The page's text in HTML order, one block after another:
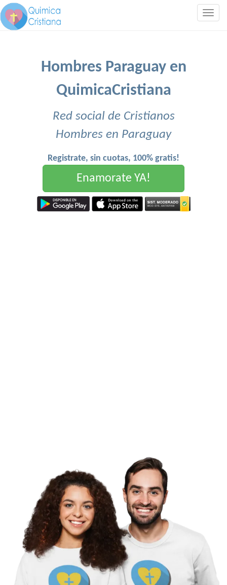
Hombres Paraguay en
QuimicaCristiana
Red social de Cristianos
Hombres en Paraguay
Registrate, sin cuotas, 100% gratis!
Enamorate YA!